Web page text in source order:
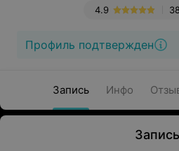
4.9
Профиль подтвержден
Запись Инфо
Запись